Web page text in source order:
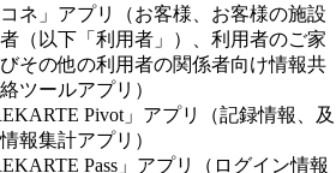
コネ」アプリ（お客様、お客様の施設
（以下「利用者」）、利用者のご家
その他の利用者の関係者向け情報共
ツールアプリ）
Pivot」アプリ（記録情報、及
報集計アプリ）
Pass」アプリ（ログイン情報